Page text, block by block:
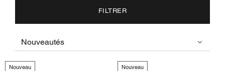
FILTRER
Nouveau Nouveau